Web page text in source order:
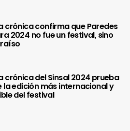
crónica confirma que Paredes
2024 no fue un festival, sino
crónica del Sinsal 2024 prueba
la edición más internacional y
del festival